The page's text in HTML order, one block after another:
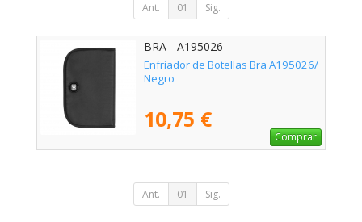
Ant. 01 Sig.
BRA - A195026
Enfriador de Botellas Bra A195026/
Negro
10,75 €
Comprar
Ant. 01 Sig.